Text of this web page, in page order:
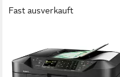
Fast ausverkauft
MAXIFY MB2150
Multifunktionsdrucker